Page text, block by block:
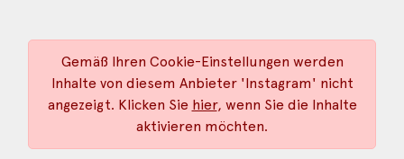
Gemäß Ihren Cookie-Einstellungen werden
Inhalte von diesem Anbieter 'Instagram' nicht
angezeigt. Klicken Sie hier, wenn Sie die Inhalte
aktivieren möchten.